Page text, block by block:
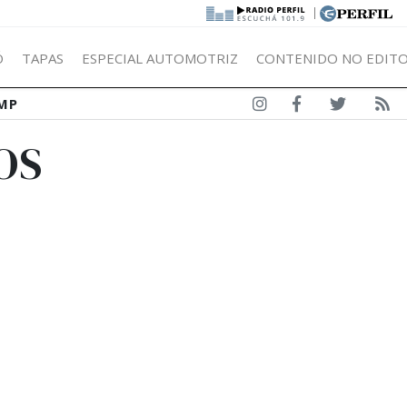
|
TAPAS ESPECIAL AUTOMOTRIZ CONTENIDO NO